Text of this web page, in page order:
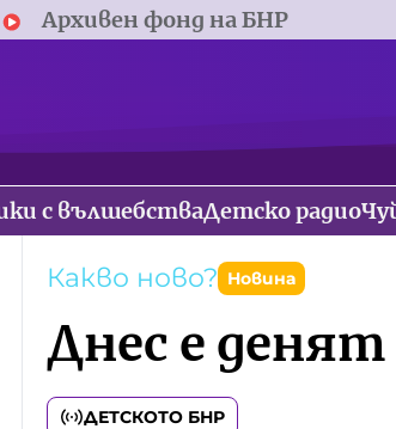
Архивен фонд на БНР
с вълшебстваДетско радио
Какво ново? Новина
Днес е
ДЕТСКОТО БНР